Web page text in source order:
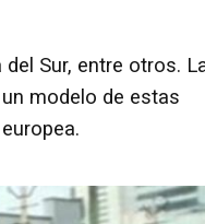
Sur, entre otros.
modelo de estas